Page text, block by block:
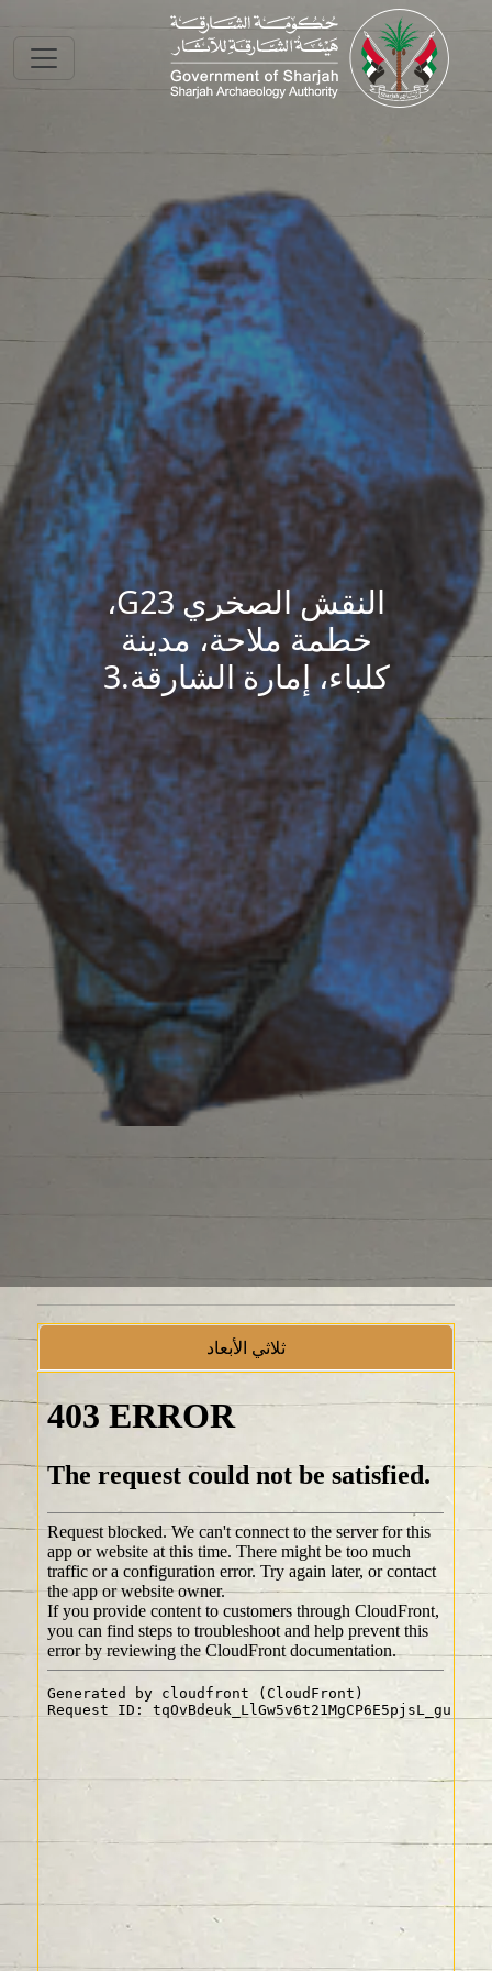
Skip to main
النقش الصخري G23،
خطمة ملاحة، مدينة
كلباء، إمارة الشارقة.3
ثلاثي الأبعاد